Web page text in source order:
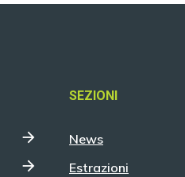
SEZIONI
News
Estrazioni